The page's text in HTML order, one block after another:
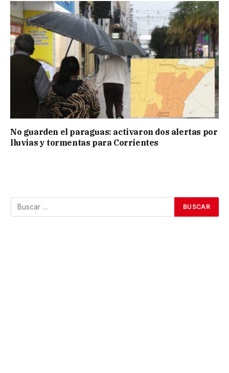
No guarden el paraguas: activaron dos alertas por
lluvias y tormentas para Corrientes